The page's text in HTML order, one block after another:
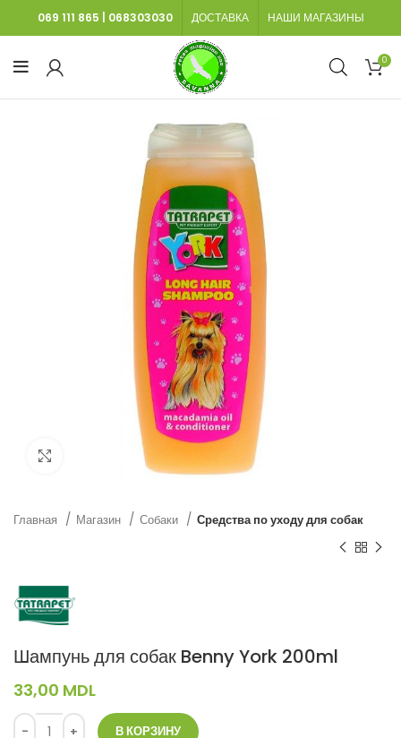
069 111 865 068303030 ДОСТАВКА НАШИ МАГАЗИНЫ
0
Нажмите, чтобы увеличить
Главная Магазин Собаки Средства по уходу для собак
Шампунь для собак Benny York 200ml
33,00 MDL
В КОРЗИНУ